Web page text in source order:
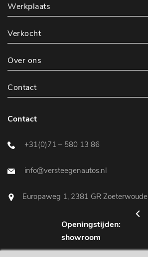
Werkplaats
Verkocht
Over ons
Contact
Contact
+31(0)71 – 580 13 86
info@versteegenautos.nl
Europaweg 1, 2381 GR Zoeterwoude
Openingstijden:
showroom